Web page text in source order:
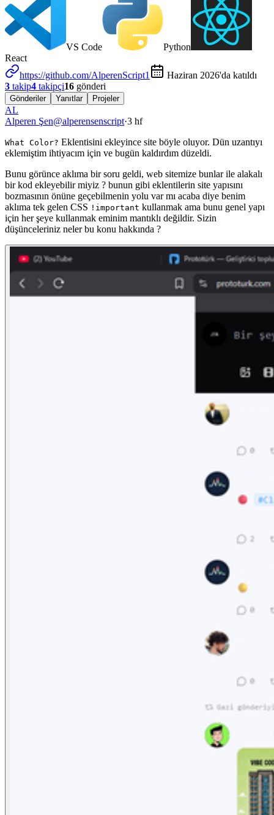
VS Code
Python
React
https://github.com/AlperenScript1
Haziran 2026'da katıldı
3 takip4 takipçi16 gönderi
Gönderiler Yanıtlar Projeler
AL
Alperen Şen@alperensenscript·3 hf
What Color? Eklentisini ekleyince site böyle oluyor. Dün uzantıyı
eklemiştim ihtiyacım için ve bugün kaldırdım düzeldi.
Bunu görünce aklıma bir soru geldi, web sitemize bunlar ile alakalı
bir kod ekleyebilir miyiz ? bunun gibi eklentilerin site yapısını
bozmasının önüne geçebilmenin yolu var mı acaba diye benim
aklıma tek gelen CSS !important kullanmak ama bunu genel yapı
için her şeye kullanmak eminim mantıklı değildir. Sizin
düşünceleriniz neler bu konu hakkında ?